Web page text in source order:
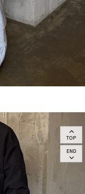
TOP
END